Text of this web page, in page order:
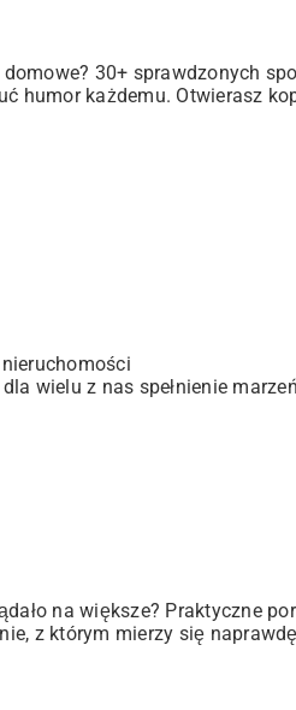
30+ sprawdzonych
humor każdemu. Otwierasz
wielu z nas spełnienie
na większe? Praktyczne
z którym mierzy się